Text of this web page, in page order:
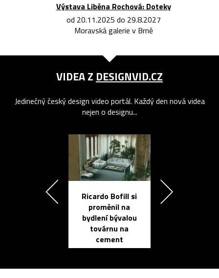
Výstava Liběna Rochová: Doteky
od 20.11.2025 do 29.8.2027
Moravská galerie v Brně
VIDEA Z DESIGNVID.CZ
Jedinečný český design video portál. Každý den nová videa
nejen o designu...
Ricardo Bofill si
proměnil na
bydlení bývalou
továrnu na
cement